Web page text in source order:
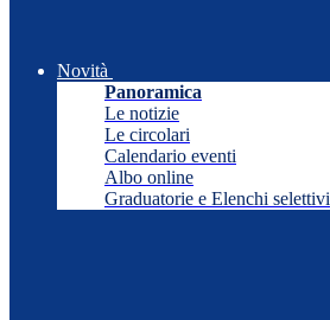
Novità
Panoramica
Le notizie
Le circolari
Calendario eventi
Albo online
Graduatorie e Elenchi selettivi